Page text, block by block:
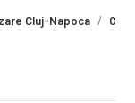
Cluj-Napoca
de 213 mp, avand
de care dispune